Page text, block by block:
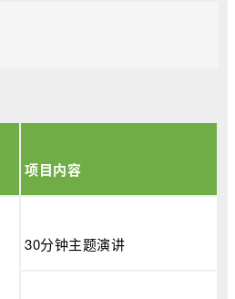
项目内容
30分钟主题演讲